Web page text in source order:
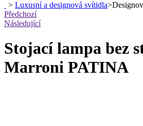
> Luxusní a designová svítidla>
Předchozí
Následující
Stojací lampa bez
Marroni PATINA